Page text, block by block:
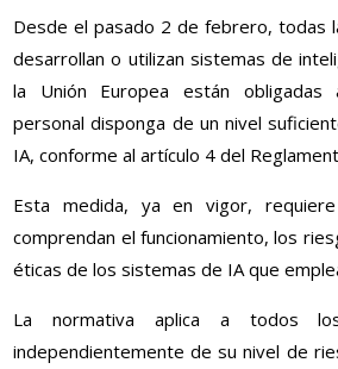
Desde el pasado 2 de febrero, todas
desarrollan o utilizan sistemas de
la Unión Europea están
personal disponga de un nivel
IA, conforme al artículo 4 del
Esta medida, ya en vigor,
comprendan el funcionamiento, los
éticas de los sistemas de IA que
La normativa aplica a todos
independientemente de su nivel de